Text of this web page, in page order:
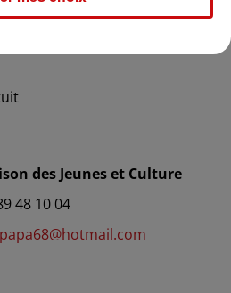
février 2023 à 21h30
des Jeunes et Culture
48 10 04